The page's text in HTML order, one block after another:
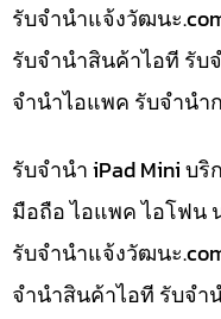
รับจํานําแจ้งวัฒนะ
รับจำนำสินค้าไอที รับ
จำนำไอแพค รับจำนำ
รับจำนำ iPad Mini บ
มือถือ ไอแพค ไอโฟน
รับจํานําแจ้งวัฒนะ
จำนำสินค้าไอที รับจ